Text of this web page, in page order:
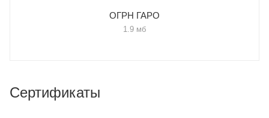
ОГРН ГАРО
1.9 мб
Сертификаты